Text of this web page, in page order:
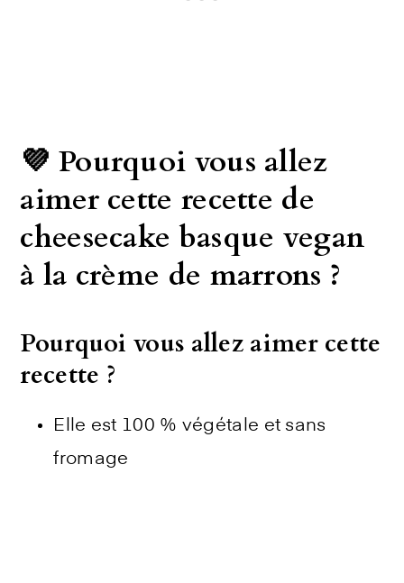
💜 Pourquoi vous allez
aimer cette recette de
cheesecake basque vegan
à la crème de marrons ?
Pourquoi vous allez aimer cette
recette ?
Elle est 100 % végétale et sans
fromage